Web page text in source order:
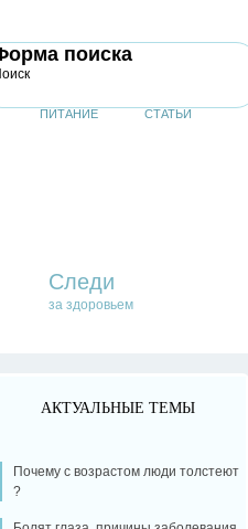
поиска
ПИТАНИЕ СТАТЬИ
Следи
за здоровьем
АКТУАЛЬНЫЕ ТЕМЫ
Почему с возрастом люди толстеют
?